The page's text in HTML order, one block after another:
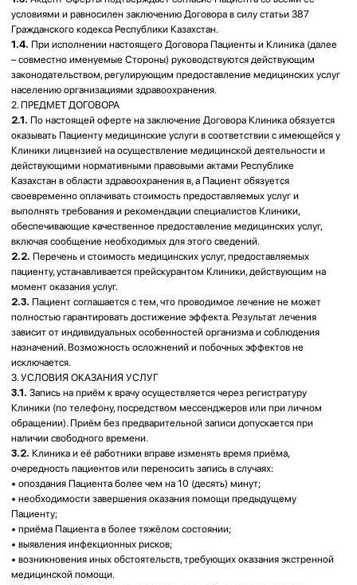
своевременно оплачивать стоимость предоставляемых услуг и
выполнять требования и рекомендации специалистов Клиники,
обеспечивающие качественное предоставление медицинских услуг,
включая сообщение необходимых для этого сведений.
2.2.Перечень и стоимость медицинских услуг, предоставляемых
пациенту, устанавливается прейскурантом Клиники, действующим на
2.3.Пациент соглашается с тем, что проводимое лечение не может
полностью гарантировать достижение эффекта. Результат лечения
зависит от индивидуальных особенностей организма и соблюдения
исключается.
3. УСЛОВИЯ ОКАЗАНИЯ УСЛУГ
3.1.
Запись на приём к врачу осуществляется через регистратуру
Клиники (по телефону, посредством мессенджеров или при личном
обращении). Приём без предварительной записи допускается при
наличии свободного времени.
Клиника и её работники вправе изменять время приёма,
очередность пациентов или переносить запись в случаях:
• опоздания Пациента более чем на 10 (десять) минут;
• необходимости завершения оказания помощи предыдущему
Пациенту;
• приёма Пациента в более тяжёлом состоянии;
• выявления инфекционных рисков;
• возникновения иных обстоятельств, требующих оказания экстренной
медицинской помощи.
3.3.В случае болезни или отсутствия врача Клиника уведомляет
Пациента о переносе приёма. Обязанность предоставления
замещающего специалиста возникает только при наличии согласия
Пациента.
3.4.Пациенты с выявленными или предполагаемыми инфекционными
заболеваниями подлежат направлению в специализированные
медицинские учреждения.
3.5.В целях обеспечения безопасности и соблюдения порядка на
территории Клиники осуществляется видеонаблюдение.
3.6.Пациент уведомлён о том, что несоблюдение врачебных
назначений и рекомендаций может повлечь снижение эффективности
лечения и/или ухудшение состояния здоровья. Клиника освобождается
от ответственности за последствия, вызванные невыполнением
Пациентом назначений.
3.7.Клиника вправе отказать Пациенту в дальнейшем обслуживании в
случаях грубого нарушения им правил поведения, систематического
невыполнения медицинских назначений или создания угрозы
безопасности персонала и других пациентов.
3.8.Клиника не несёт ответственности за сохранность личных вещей
4. ОПЛАТА
4.1.Стоимость медицинских услуг устанавливается Клиникой
самостоятельно и фиксируется в прейскуранте, утверждаемом
приказом руководителя. Прейскурант размещается на
информационном стенде Клиники и/или на официальном сайте и
является неотъемлемой частью настоящего Договора.
Стоимость консультации врача включает только эндоскопический
осмотр и заключение по результатам осмотра. Лечение, процедуры,